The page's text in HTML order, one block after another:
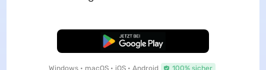
Kostenloser Download
Windows • macOS • iOS • Android 100% sicher